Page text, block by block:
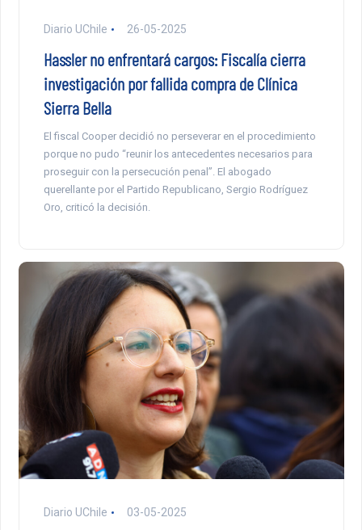
Diario UChile 26-05-2025
Hassler no enfrentará cargos: Fiscalía cierra
investigación por fallida compra de Clínica
Sierra Bella
El fiscal Cooper decidió no perseverar en el procedimiento
porque no pudo “reunir los antecedentes necesarios para
proseguir con la persecución penal”. El abogado
querellante por el Partido Republicano, Sergio Rodríguez
Oro, criticó la decisión.
Diario UChile 03-05-2025